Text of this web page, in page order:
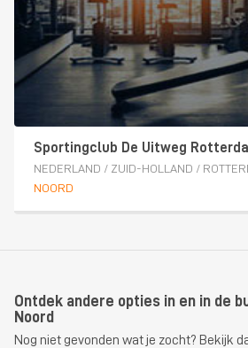
Sportingclub De Uitweg
NEDERLAND / ZUID-HOLLAND /
NOORD
Ontdek andere opties in en in de
Noord
Nog niet gevonden wat je zocht? Bekijk